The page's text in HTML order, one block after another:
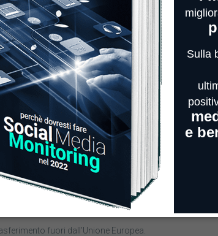
normativa prevede l’obbligo di comunicazione, in
persone giuridiche) a cui il Titolare dovesse
per l’instaurazione del rapporto di lavoro).
cui alle lettere b), il Titolare del Trattamento si
Trattamento ex art. 28 del Regolamento. L’elenco
per le finalità di cui sopra, da parte del
ai sensi dell’art. 29 del Regolamento.
di diffusione, salvo qualora richiesto da una norma
dalla data di ricevimento.
fuori dall’Unione Europea.